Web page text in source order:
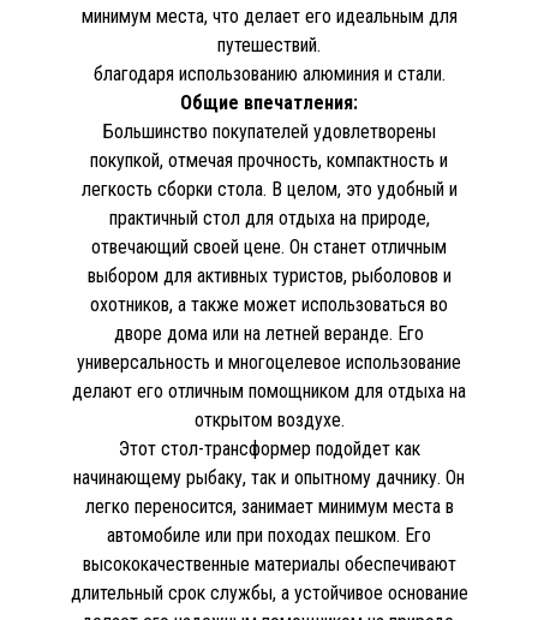
минимум места, что делает его идеальным для
путешествий.
благодаря использованию алюминия и стали.
Общие впечатления:
Большинство покупателей удовлетворены
покупкой, отмечая прочность, компактность и
легкость сборки стола. В целом, это удобный и
практичный стол для отдыха на природе,
отвечающий своей цене. Он станет отличным
выбором для активных туристов, рыболовов и
охотников, а также может использоваться во
дворе дома или на летней веранде. Его
универсальность и многоцелевое использование
делают его отличным помощником для отдыха на
открытом воздухе.
Этот стол-трансформер подойдет как
начинающему рыбаку, так и опытному дачнику. Он
легко переносится, занимает минимум места в
автомобиле или при походах пешком. Его
высококачественные материалы обеспечивают
длительный срок службы, а устойчивое основание